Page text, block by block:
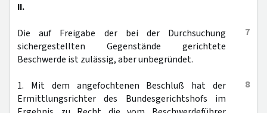
II.
7
Die auf Freigabe der bei der Durchsuchung
sichergestellten Gegenstände gerichtete
Beschwerde ist zulässig, aber unbegründet.
8
1. Mit dem angefochtenen Beschluß hat der
Ermittlungsrichter des Bundesgerichtshofs im